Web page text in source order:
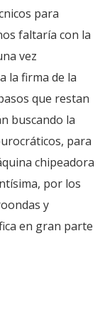
para
faltaría con la
vez
la firma de la
que restan
buscando la
para
chipeadora
por los
y
en gran parte